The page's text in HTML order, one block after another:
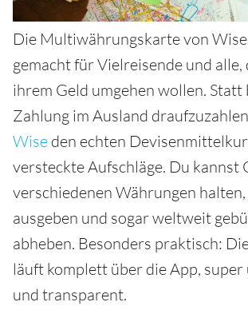
Die Multiwährungskarte von
gemacht für Vielreisende und
ihrem Geld umgehen wollen. Statt
Zahlung im Ausland
Wise den echten
versteckte Aufschläge. Du kannst
verschiedenen Währungen
ausgeben und sogar weltweit
abheben. Besonders praktisch:
läuft komplett über die App,
und transparent.